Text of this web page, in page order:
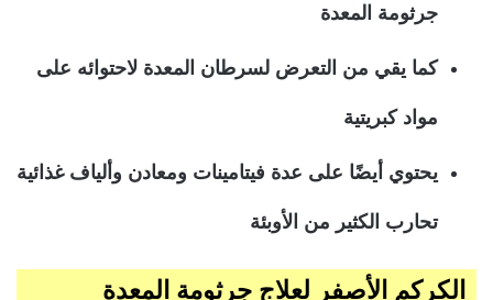
جرثومة المعدة
كما يقي من التعرض لسرطان المعدة لاحتوائه على
مواد كبريتية
يحتوي أيضًا على عدة فيتامينات ومعادن وألياف غذائية
تحارب الكثير من الأوبئة
الكركم الأصفر لعلاج جرثومة المعدة